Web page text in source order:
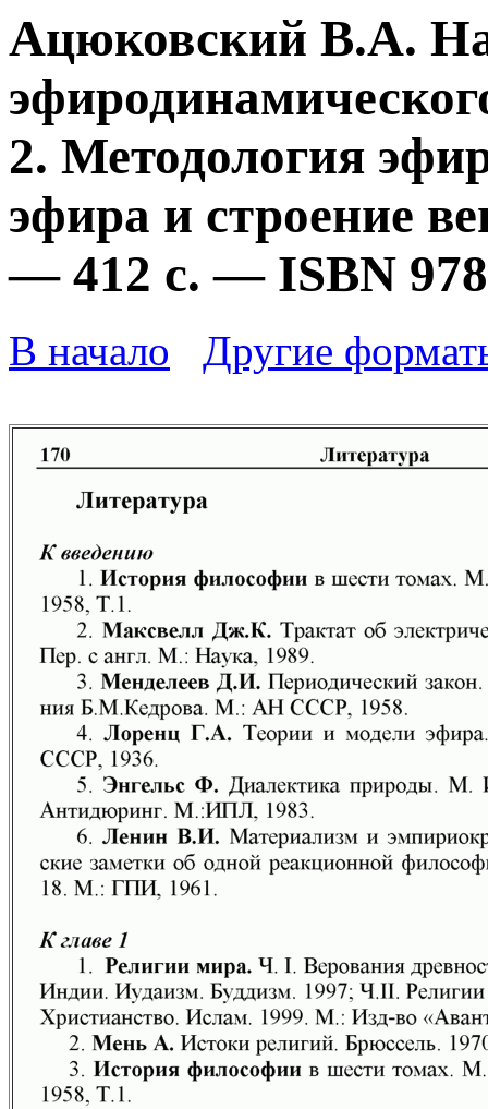
Ацюковский В.А.
2. Методология
эфира и строение
— 412 с. — ISBN
В начало Другие